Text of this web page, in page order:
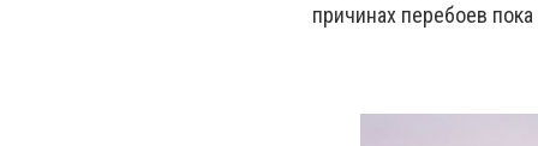
причинах перебоев